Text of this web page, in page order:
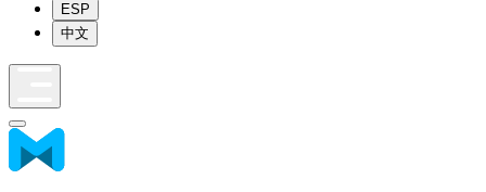
ESP
中文